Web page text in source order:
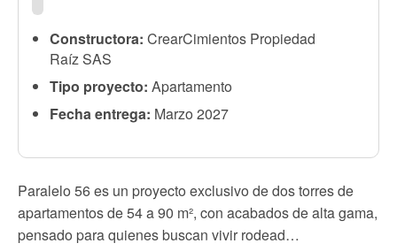
Constructora: CrearCimientos Propiedad
Raíz SAS
Tipo proyecto: Apartamento
Fecha entrega: Marzo 2027
Paralelo 56 es un proyecto exclusivo de dos torres de
apartamentos de 54 a 90 m², con acabados de alta gama,
pensado para quienes buscan vivir rodead…